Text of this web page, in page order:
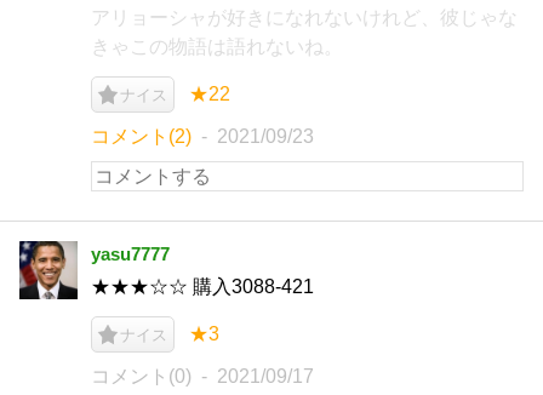
アリョーシャが好きになれないけれど、彼じゃな
きゃこの物語は語れないね。
ナイス ★22
コメント(2) 2021/09/23
yasu7777
★★★☆☆ 購入3088-421
ナイス ★3
コメント(0) 2021/09/17